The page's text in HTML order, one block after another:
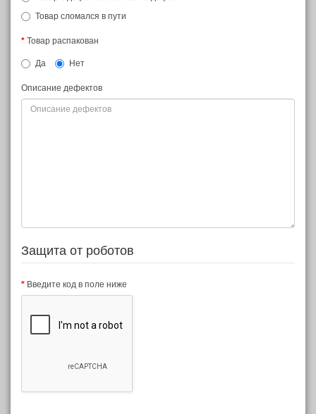
Товар сломался в пути
Товар распакован
Да Нет
Описание дефектов
Защита от роботов
Введите код в поле ниже